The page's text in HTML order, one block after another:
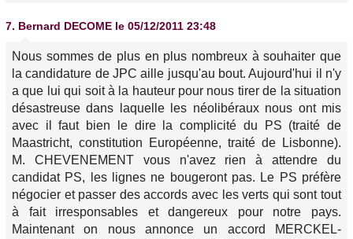
7. Bernard DECOME le 05/12/2011 23:48
Nous sommes de plus en plus nombreux à souhaiter que
la candidature de JPC aille jusqu'au bout. Aujourd'hui il n'y
a que lui qui soit à la hauteur pour nous tirer de la situation
désastreuse dans laquelle les néolibéraux nous ont mis
avec il faut bien le dire la complicité du PS (traité de
Maastricht, constitution Européenne, traité de Lisbonne).
M. CHEVENEMENT vous n'avez rien à attendre du
candidat PS, les lignes ne bougeront pas. Le PS préfère
négocier et passer des accords avec les verts qui sont tout
à fait irresponsables et dangereux pour notre pays.
Maintenant on nous annonce un accord MERCKEL-